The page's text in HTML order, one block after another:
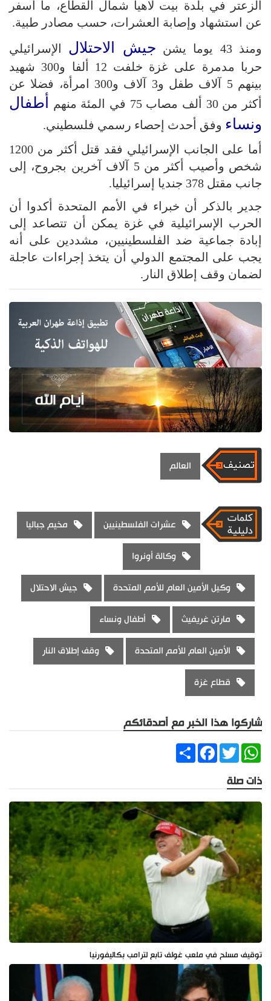
الزعتر في بلدة بيت لاهيا شمال القطاع، ما أسفر
عن استشهاد وإصابة العشرات، حسب مصادر طبية.
ومنذ 43 يوما يشن
جيش الاحتلال الإسرائيلي
حربا مدمرة على غزة خلفت 12 ألفا و300 شهيد
بينهم 5 آلاف طفل و3 آلاف و300 امرأة، فضلا عن
أكثر من 30 ألف مصاب 75 في المئة منهم
أطفال
ونساء وفق أحدث إحصاء رسمي فلسطيني.
أما على الجانب الإسرائيلي فقد قتل أكثر من 1200
شخص وأصيب أكثر من 5 آلاف آخرين بجروح، إلى
جانب مقتل 378 جنديا إسرائيليا.
جدير بالذكر أن خبراء في الأمم المتحدة أكدوا أن
الحرب الإسرائيلية في غزة يمكن أن تتصاعد إلى
إبادة جماعية ضد الفلسطينيين، مشددين على أنه
يجب على المجتمع الدولي أن يتخذ إجراءات عاجلة
لضمان وقف إطلاق النار.
العالم
عشرات الفلسطينيين مخيم جباليا
وكالة أونروا
وكيل الأمين العام للأمم المتحدة جيش الاحتلال
مارتن غريفيث أطفال ونساء
الأمين العام للأمم المتحدة وقف إطلاق النار
قطاع غزة
شاركوا هذا الخبر مع أصدقائكم
ShareFacebookTwitter
WhatsApp
ذات صلة
توقيف مسلح في ملعب غولف تابع لترامب بكاليفورنيا